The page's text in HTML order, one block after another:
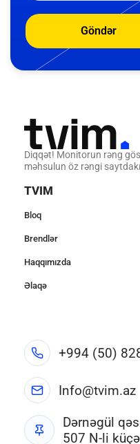
Göndər
Diqqət! Monitorun rəng
məhsulun öz rəngi
TVIM
Bloq
Brendlər
Haqqımızda
Əlaqə
+994 (50)
Info@tvim.az
Dərnəgül
507 N-li küçə